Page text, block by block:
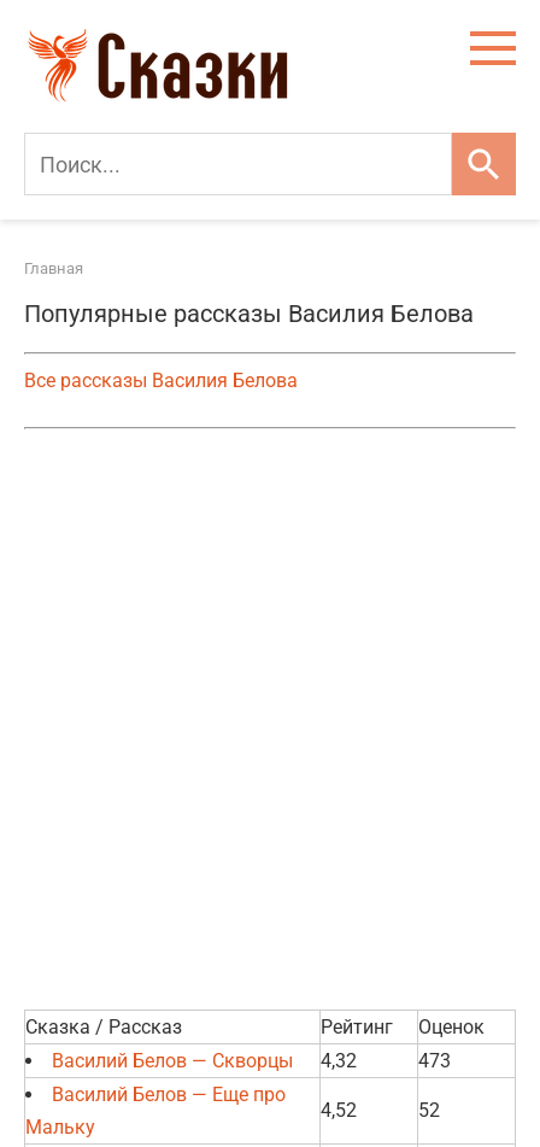
контенту
Главная
Популярные рассказы Василия Белова
Все рассказы Василия Белова
Сказка / Рассказ Рейтинг
Оценок
Василий Белов — Скворцы
4,32
473
Василий Белов — Еще про
Мальку
4,52 52